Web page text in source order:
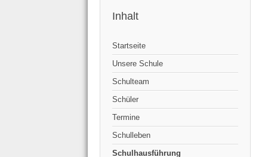
Inhalt
Startseite
Unsere Schule
Schulteam
Schüler
Termine
Schulleben
Schulhausführung